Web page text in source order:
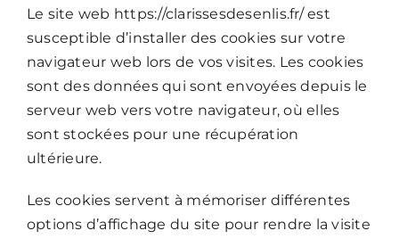
Le site web https://clarissesdesenlis.fr/ est
susceptible d’installer des cookies sur votre
navigateur web lors de vos visites. Les cookies
sont des données qui sont envoyées depuis le
serveur web vers votre navigateur, où elles
sont stockées pour une récupération
ultérieure.
Les cookies servent à mémoriser différentes
options d’affichage du site pour rendre la visite